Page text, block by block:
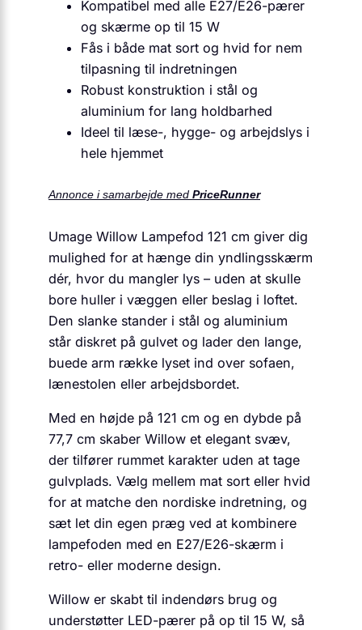
Kompatibel med alle E27/E26-pærer
og skærme op til 15 W
Fås i både mat sort og hvid for nem
tilpasning til indretningen
Robust konstruktion i stål og
aluminium for lang holdbarhed
Ideel til læse-, hygge- og arbejdslys i
hele hjemmet
Annonce i samarbejde med PriceRunner
Umage Willow Lampefod 121 cm giver dig
mulighed for at hænge din yndlingsskærm
dér, hvor du mangler lys – uden at skulle
bore huller i væggen eller beslag i loftet.
Den slanke stander i stål og aluminium
står diskret på gulvet og lader den lange,
buede arm række lyset ind over sofaen,
lænestolen eller arbejdsbordet.
Med en højde på 121 cm og en dybde på
77,7 cm skaber Willow et elegant svæv,
der tilfører rummet karakter uden at tage
gulvplads. Vælg mellem mat sort eller hvid
for at matche den nordiske indretning, og
sæt let din egen præg ved at kombinere
lampefoden med en E27/E26­-skærm i
retro- eller moderne design.
Willow er skabt til indendørs brug og
understøtter LED-pærer på op til 15 W, så